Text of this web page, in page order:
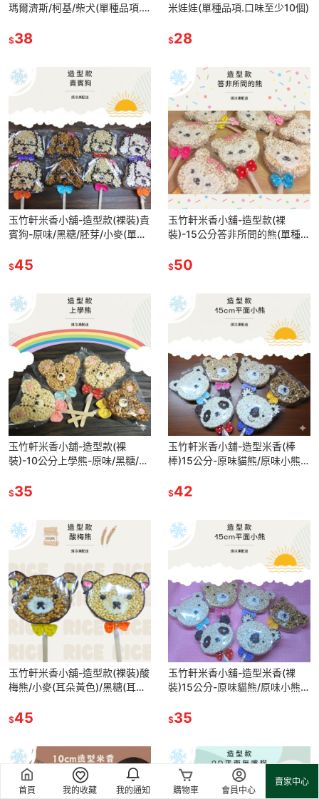
首頁 我的收藏 我的通知 購物車 會員中心
賣家中心
瑪爾濟斯/柯基/柴犬(單種品項.
$38
米娃娃(單種品項.口味至少10個)
$28
玉竹軒米香小舖-造型款(裸裝)貴
賓狗-原味/黑糖/胚芽/小麥(單種
生款、女生款)
$45
玉竹軒米香小舖-造型款(裸
裝)-15公分答非所問的熊(單種品
$50
玉竹軒米香小舖-造型款(裸
裝)-10公分上學熊-原味/黑糖/胚
味至少10個
$35
玉竹軒米香小舖-造型米香(棒
棒)15公分-原味貓熊/原味小熊/
熊/小麥小熊
$42
玉竹軒米香小舖-造型款(裸裝)酸
梅熊/小麥(耳朵黃色)/黑糖(耳朵
$45
玉竹軒米香小舖-造型米香(裸
裝)15公分-原味貓熊/原味小熊/
熊/小麥小熊
$35